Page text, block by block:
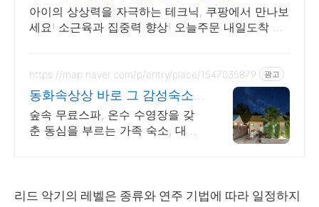
아이의 상상력을 자극하는 테크닉, 쿠팡에서 만나보
세요! 소근육과 집중력 향상! 오늘주문 내일도착 로
https://map.naver.com/p/entry/place/1547035879 광고
동화속상상 바로 그 감성숙소
제주서쪽 오설록근처 완벽독채
숲속 무료스파, 온수 수영장을 갖
춘 동심을 부르는 가족 숙소, 대가
리드 악기의 레벨은 종류와 연주 기법에 따라 일정하지